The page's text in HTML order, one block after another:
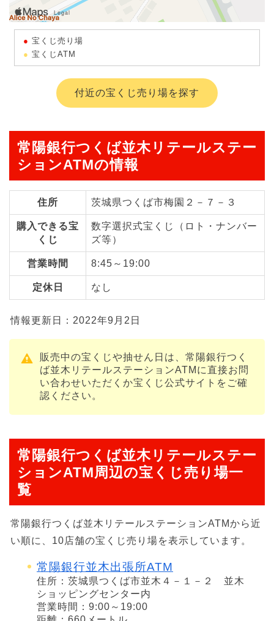
宝くじ売り場
宝くじATM
付近の宝くじ売り場を探す
常陽銀行つくば並木リテールステー
ションATMの情報
住所 茨城県つくば市梅園２－７－３
購入できる宝
くじ
数字選択式宝くじ（ロト・ナンバー
ズ等）
営業時間 8:45～19:00
定休日 なし
情報更新日：2022年9月2日
販売中の宝くじや抽せん日は、常陽銀行つく
ば並木リテールステーションATMに直接お問
い合わせいただくか宝くじ公式サイトをご確
認ください。
常陽銀行つくば並木リテールステー
ションATM周辺の宝くじ売り場一
覧
常陽銀行つくば並木リテールステーションATMから近
い順に、10店舗の宝くじ売り場を表示しています。
常陽銀行並木出張所ATM
住所：茨城県つくば市並木４－１－２ 並木
ショッピングセンター内
営業時間：9:00～19:00